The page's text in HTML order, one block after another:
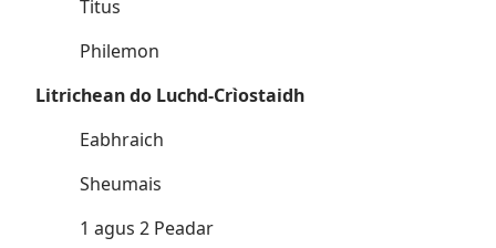
Titus
Philemon
Litrichean do Luchd-Crìostaidh
Eabhraich
Sheumais
1 agus 2 Peadar